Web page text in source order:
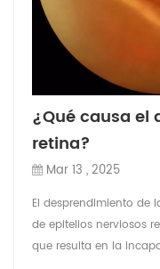
¿Qué causa el
retina?
Mar 13 , 2025
El desprendimiento de
de epitelios nerviosos
que resulta en la